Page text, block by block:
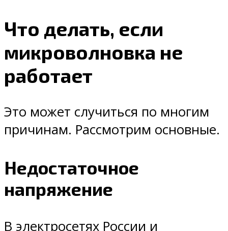
Что делать, если
микроволновка не
работает
Это может случиться по многим
причинам. Рассмотрим основные.
Недостаточное
напряжение
В электросетях России и